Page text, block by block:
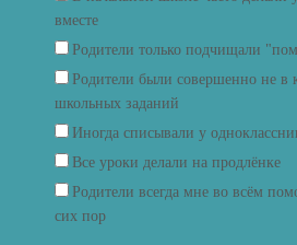
вместе
Родители только подчищали
Родители были совершенно не в
школьных заданий
Иногда списывали у
Все уроки делали на продлёнке
Родители всегда мне во всём
сих пор